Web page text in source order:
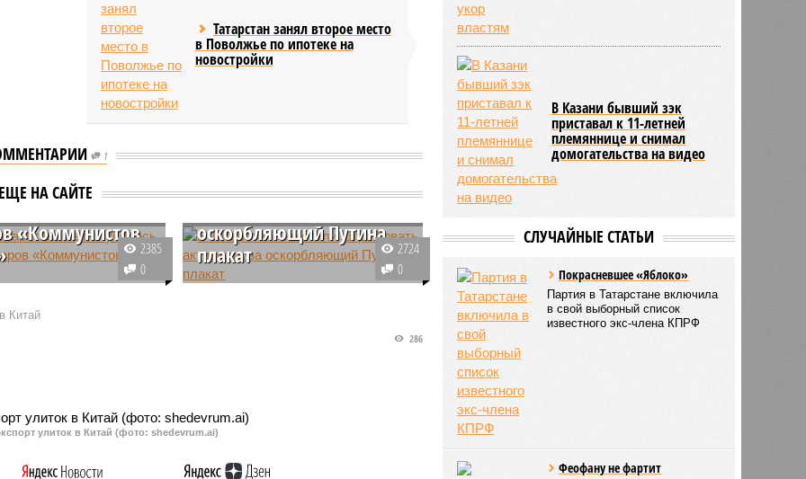
Татарстан занял второе место
в Поволжье по ипотеке на
новостройки
1
ЕЩЕ НА САЙТЕне
снять с
«Коммунистов
выборов в
между
снять с выборов
2385
0
В Татарстане не стали
оскорбляющий Путина
плакат
Татарстанскому активисту,
изменил это решение.
2724
0
Китай
286
улиток в Китай (фото: shedevrum.ai)
В Казани бывший зэк
приставал к 11-летней
племяннице и снимал
домогательства на видео
СЛУЧАЙНЫЕ СТАТЬИ
Покрасневшее «Яблоко»
Партия в Татарстане включила
в свой выборный список
известного экс-члена КПРФ
Феофану не фартит